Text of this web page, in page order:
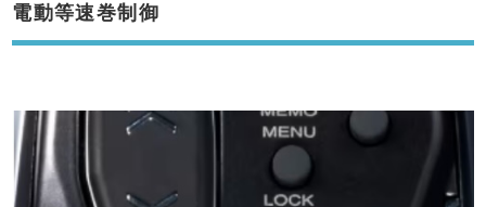
電動等速巻制御